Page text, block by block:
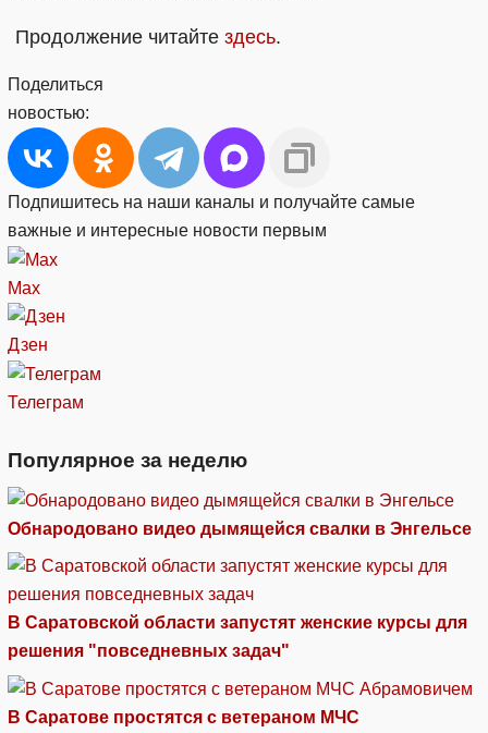
Продолжение читайте здесь.
Поделиться
новостью:
Подпишитесь на наши каналы и получайте самые
важные и интересные новости первым
Max
Дзен
Телеграм
Популярное за неделю
Обнародовано видео дымящейся свалки в Энгельсе
В Саратовской области запустят женские курсы для
решения "повседневных задач"
В Саратове простятся с ветераном МЧС